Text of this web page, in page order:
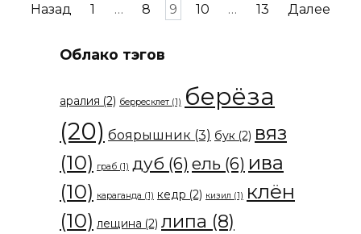
Пагинация
Назад 1 … 8 9 10 … 13 Далее
Облако тэгов
аралия (2) берресклет (1) берёза
(20) боярышник (3) бук (2) вяз
(10) граб (1) дуб (6) ель (6) ива
(10) караганда (1) кедр (2) кизил (1) клён
(10) лещина (2) липа (8)